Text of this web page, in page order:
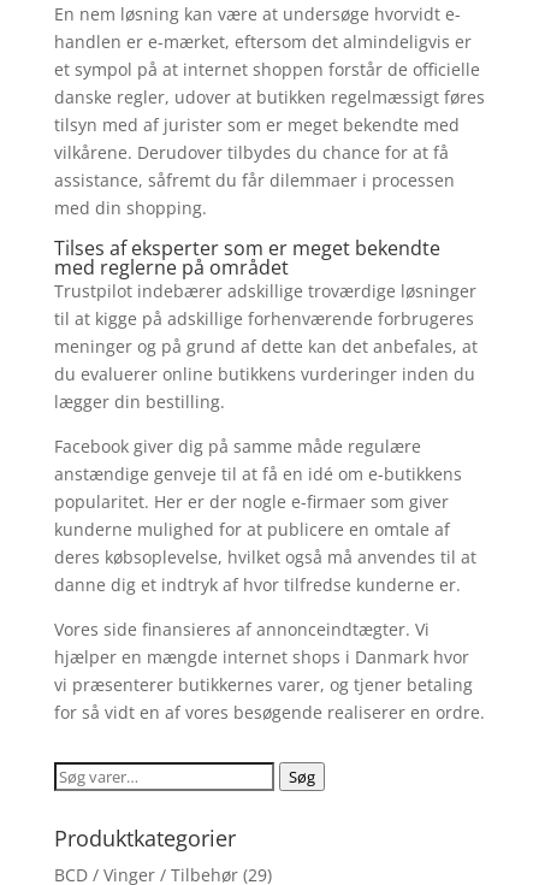
En nem løsning kan være at undersøge hvorvidt e-
handlen er e-mærket, eftersom det almindeligvis er
et sympol på at internet shoppen forstår de officielle
danske regler, udover at butikken regelmæssigt føres
tilsyn med af jurister som er meget bekendte med
vilkårene. Derudover tilbydes du chance for at få
assistance, såfremt du får dilemmaer i processen
med din shopping.
Tilses af eksperter som er meget bekendte
med reglerne på området
Trustpilot indebærer adskillige troværdige løsninger
til at kigge på adskillige forhenværende forbrugeres
meninger og på grund af dette kan det anbefales, at
du evaluerer online butikkens vurderinger inden du
lægger din bestilling.
Facebook giver dig på samme måde regulære
anstændige genveje til at få en idé om e-butikkens
popularitet. Her er der nogle e-firmaer som giver
kunderne mulighed for at publicere en omtale af
deres købsoplevelse, hvilket også må anvendes til at
danne dig et indtryk af hvor tilfredse kunderne er.
Vores side finansieres af annonceindtægter. Vi
hjælper en mængde internet shops i Danmark hvor
vi præsenterer butikkernes varer, og tjener betaling
for så vidt en af vores besøgende realiserer en ordre.
Søg
Søg
Produktkategorier
BCD / Vinger / Tilbehør (29)